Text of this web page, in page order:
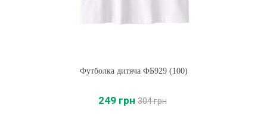
Футболка дитяча ФБ929 (100)
249 грн 304 грн